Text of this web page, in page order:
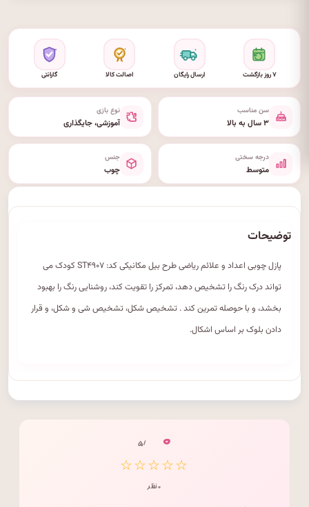
۷ روز بازگشت ارسال رایگان اصالت کالا گارانتی
سن مناسب
۳ سال به بالا
نوع بازی
آموزشی، جایگذاری
درجه سختی
متوسط
جنس
چوب
توضیحات
پازل چوبی اعداد و علائم ریاضی طرح بیل مکانیکی کد: ST۴۹۰۷ کودک می
تواند درک رنگ را تشخیص دهد، تمرکز را تقویت کند، روشنایی رنگ را بهبود
بخشد، و با حوصله تمرین کند . تشخیص شکل، تشخیص شی و شکل، و قرار
دادن بلوک بر اساس اشکال.
۰ / ۵
☆☆☆☆☆
۰ نظر